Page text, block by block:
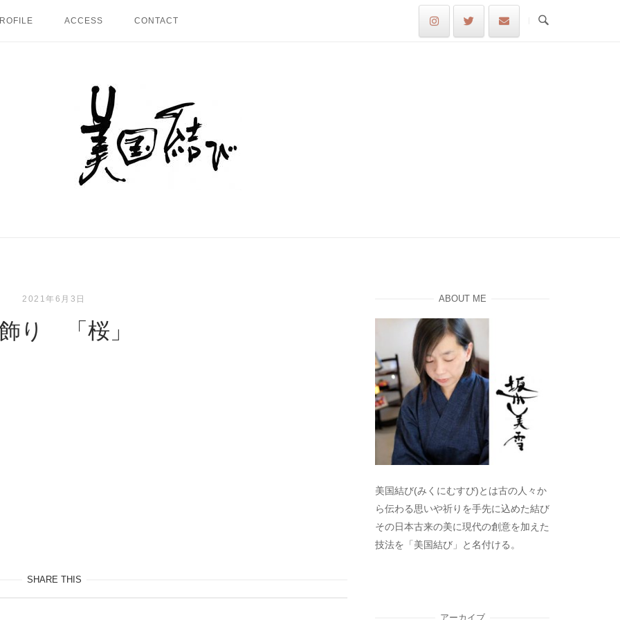
ACCESS CONTACT
Home
2021年6月3日
り 「桜」
SHARE THIS
ABOUT ME
美国結び(みくにむすび)とは古の人々か
ら伝わる思いや祈りを手先に込めた結び
その日本古来の美に現代の創意を加えた
技法を「美国結び」と名付ける。
アーカイブ